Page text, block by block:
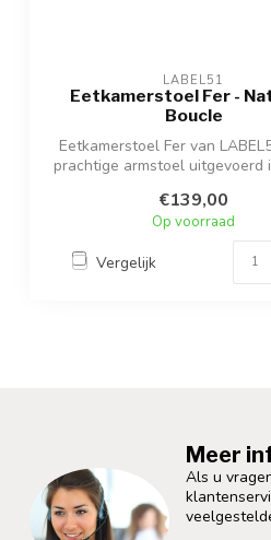
LABEL51
Eetkamerstoel Fer -
Boucle
Eetkamerstoel Fer van
prachtige armstoel uitgevoerd
€139,00
Op voorraad
Vergelijk
Meer
Als u